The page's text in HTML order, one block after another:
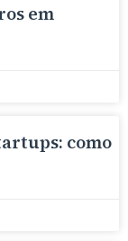
em
como